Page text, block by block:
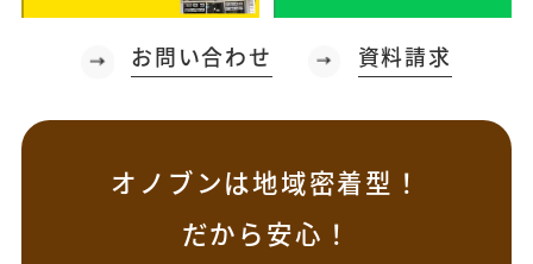
お問い合わせ 資料請求
オノブンは地域密着型！
だから安心！